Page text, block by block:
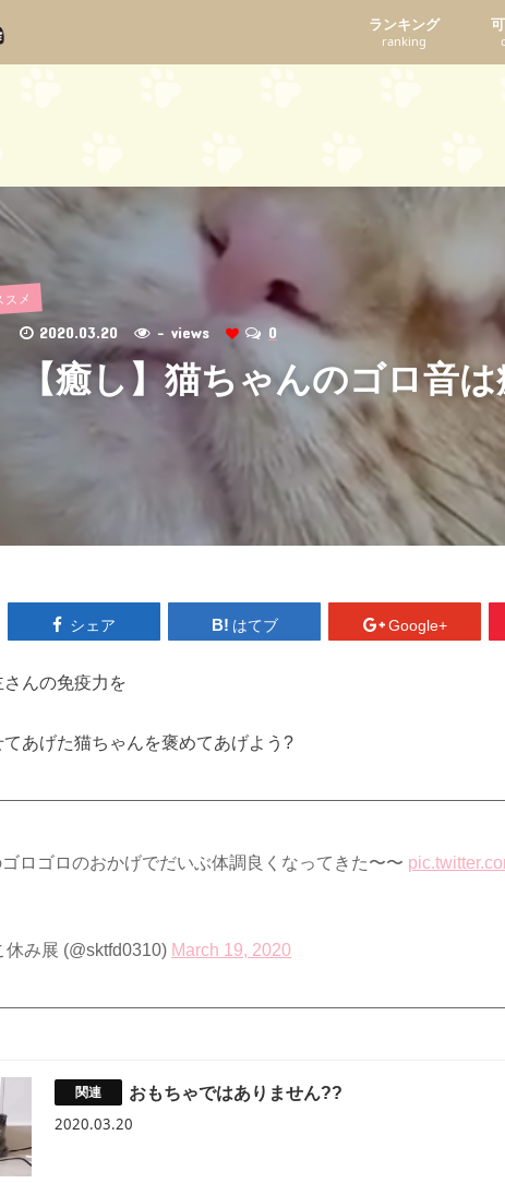
ランキング
ranking
スメ
2020.03.20 - views 0
【癒し】猫ちゃんのゴロ音
シェア はてブ Google+
んの免疫力を
あげた猫ちゃんを褒めてあげよう?
ロゴロのおかげでだいぶ体調良くなってきた〜〜
み展 (@sktfd0310) March 19, 2020
おもちゃではありません??
2020.03.20